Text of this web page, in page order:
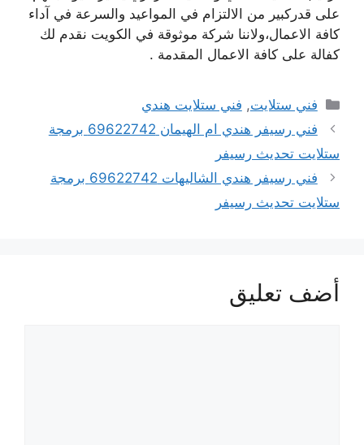
على قدركبير من الالتزام في المواعيد والسرعة في آداء
كافة الاعمال،ولاننا شركة موثوقة في الكويت نقدم لك
كفالة على كافة الاعمال المقدمة .
التصنيفات
فني ستلايت, فني ستلايت هندي
فني رسيفر هندي ام الهيمان 69622742 برمجة
ستلايت تحديث رسيفر
فني رسيفر هندي الشاليهات 69622742 برمجة
ستلايت تحديث رسيفر
أضف تعليق